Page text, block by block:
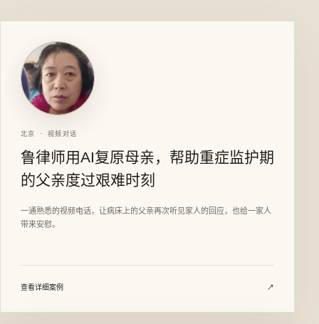
北京 · 视频对话
鲁律师用AI复原母亲，帮助重症监护期
的父亲度过艰难时刻
一通熟悉的视频电话，让病床上的父亲再次听见家人的回应，也给一家人
带来安慰。
查看详细案例 ↗